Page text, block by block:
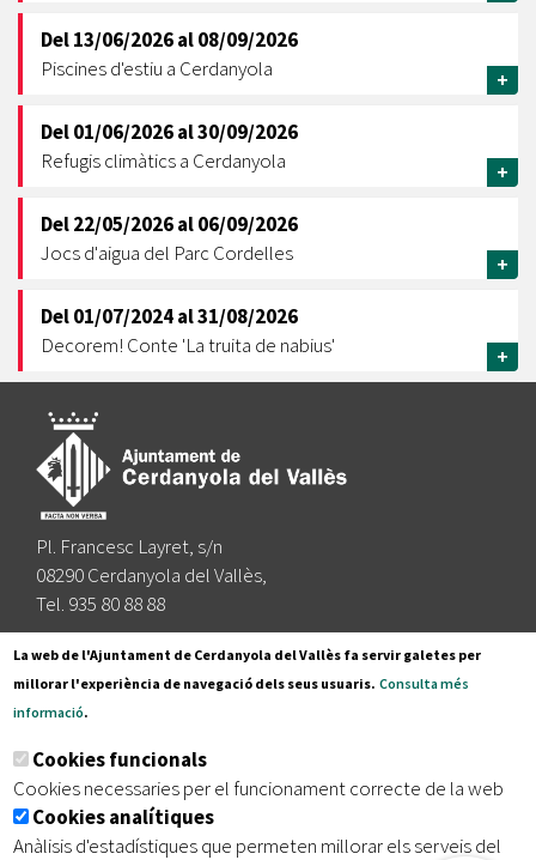
Del13/06/2026al08/09/2026
Piscines d'estiu a Cerdanyola
+
Del01/06/2026al30/09/2026
Refugis climàtics a Cerdanyola
+
Del22/05/2026al06/09/2026
Jocs d'aigua del Parc Cordelles
+
Del01/07/2024al31/08/2026
Decorem! Conte 'La truita de nabius'
+
Pl. Francesc Layret, s/n
08290 Cerdanyola del Vallès,
Tel. 935 80 88 88
Segueix-nos a:
Subscriu-te al nostre butlletí
Inici | Avís legal | Protecció de dades
La web de l'Ajuntament de Cerdanyola del Vallès fa servir galetes per
millorar l'experiència de navegació dels seus usuaris. Consulta més
informació.
Cookies funcionals
Cookies necessaries per el funcionament correcte de la web
Cookies analítiques
Anàlisis d'estadístiques que permeten millorar els serveis del